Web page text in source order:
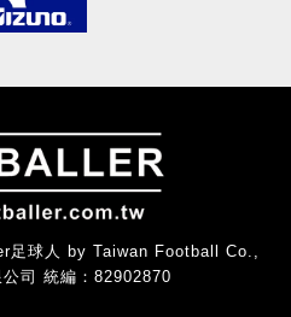
球人 by Taiwan Football Co.,
司 統編：82902870